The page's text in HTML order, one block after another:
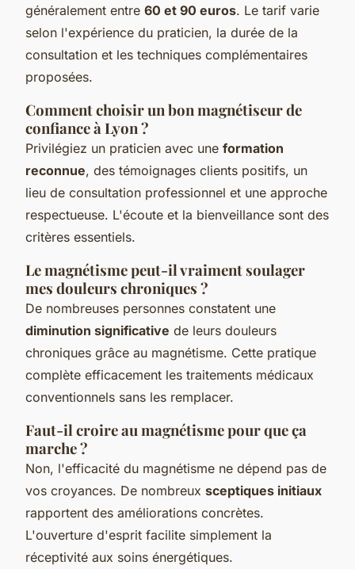
généralement entre 60 et 90 euros. Le tarif varie
selon l'expérience du praticien, la durée de la
consultation et les techniques complémentaires
proposées.
Comment choisir un bon magnétiseur de
confiance à Lyon ?
Privilégiez un praticien avec une formation
reconnue, des témoignages clients positifs, un
lieu de consultation professionnel et une approche
respectueuse. L'écoute et la bienveillance sont des
critères essentiels.
Le magnétisme peut-il vraiment soulager
mes douleurs chroniques ?
De nombreuses personnes constatent une
diminution significative de leurs douleurs
chroniques grâce au magnétisme. Cette pratique
complète efficacement les traitements médicaux
conventionnels sans les remplacer.
Faut-il croire au magnétisme pour que ça
marche ?
Non, l'efficacité du magnétisme ne dépend pas de
vos croyances. De nombreux sceptiques initiaux
rapportent des améliorations concrètes.
L'ouverture d'esprit facilite simplement la
réceptivité aux soins énergétiques.